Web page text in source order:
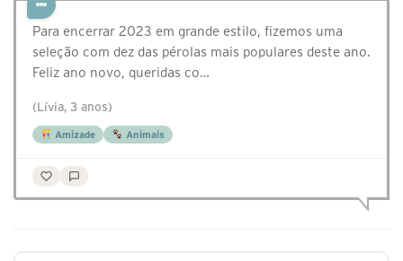
Para encerrar 2023 em grande estilo, fizemos uma
seleção com dez das pérolas mais populares deste ano.
Feliz ano novo, queridas co…
(Lívia, 3 anos)
Amizade Animais